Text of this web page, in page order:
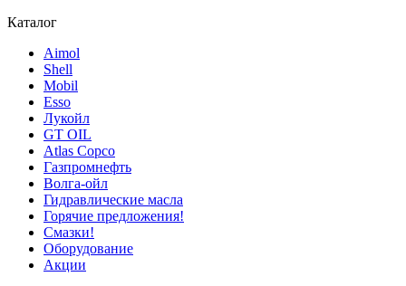
Каталог
Aimol
Shell
Mobil
Esso
Лукойл
GT OIL
Atlas Copco
Газпромнефть
Волга-ойл
Гидравлические масла
Горячие предложения!
Смазки!
Оборудование
Акции